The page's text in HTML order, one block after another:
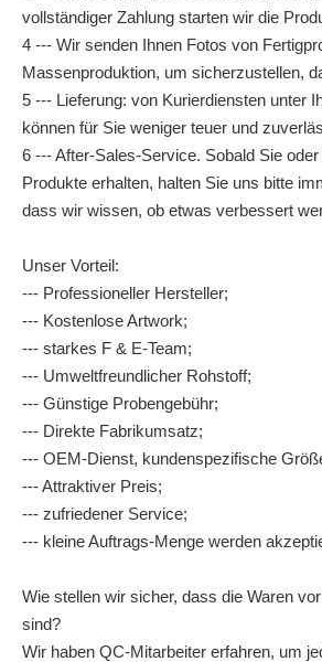
vollständiger Zahlung starten wir die
4 --- Wir senden Ihnen Fotos von
Massenproduktion, um sicherzustellen,
5 --- Lieferung: von Kurierdiensten unter
können für Sie weniger teuer und
6 --- After-Sales-Service. Sobald Sie
Produkte erhalten, halten Sie uns bitte
dass wir wissen, ob etwas verbessert
Unser Vorteil:
--- Professioneller Hersteller;
--- Kostenlose Artwork;
--- starkes F & E-Team;
--- Umweltfreundlicher Rohstoff;
--- Günstige Probengebühr;
--- Direkte Fabrikumsatz;
--- OEM-Dienst, kundenspezifische
--- Attraktiver Preis;
--- zufriedener Service;
--- kleine Auftrags-Menge werden
Wie stellen wir sicher, dass die Waren
sind?
Wir haben QC-Mitarbeiter erfahren, um